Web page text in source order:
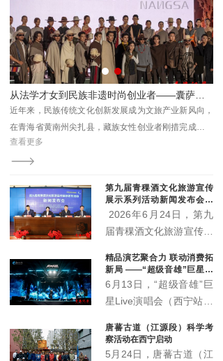
力，全力保障2026年青
洽会安全、有序、顺利举
办。
省海南州共和县圆满举
办。三江源生态保护基金
会、海南州政府、中国太
保、上海建工集团、上海
园林集团相关领导及媒体
代表出席本次活动。 从法学才女到民族非遗时尚创业者——囊萨品牌主理人刚措的逐梦之路
近年来，民族传统文化创新发展成为文旅产业新风向，
在青海省黄南州尖扎县，藏族女性创业者刚措完成了一
次跨界蜕变：放弃法学专业的安稳路径，深耕藏地非遗
服饰创新，打造囊萨本土民族品牌，用心走好传统活
查看更多
第九届青稞酒文化旅游宣传
展示系列活动新闻发布会召
开 “土族风情美·青稞美酒
2026年6月24日，第九
届青稞酒文化旅游宣传展
互助县天佑德大酒店隆重
召开。本届活动以"土族
风情美·青稞美酒香"为主
精品演艺聚合力 联动消费拓
新局 ——“超级音雄”巨星演
唱会带动文旅市场持续升温
6月13日，“超级音雄”巨
星Live演唱会（西宁站）
办。演唱会立足丰富群众
精神文化生活、推动文旅
唐蕃古道（江源段）科学考
察活动在西宁启动
5月24日，唐蕃古道（江